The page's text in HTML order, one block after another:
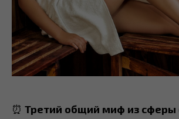
⏰ Третий общий миф из сферы